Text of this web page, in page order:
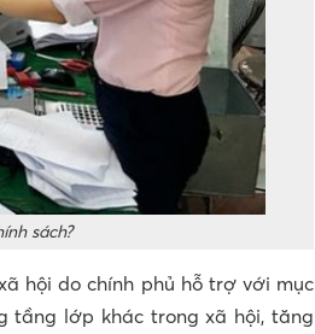
sách?
hội do chính phủ hỗ trợ với mục
tầng lớp khác trong xã hội, tăng